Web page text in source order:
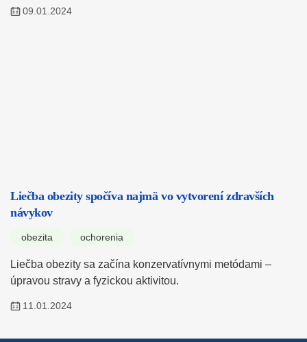
09.01.2024
Liečba obezity spočíva najmä vo vytvorení zdravších
návykov
obezita ochorenia
Liečba obezity sa začína konzervatívnymi metódami –
úpravou stravy a fyzickou aktivitou.
11.01.2024